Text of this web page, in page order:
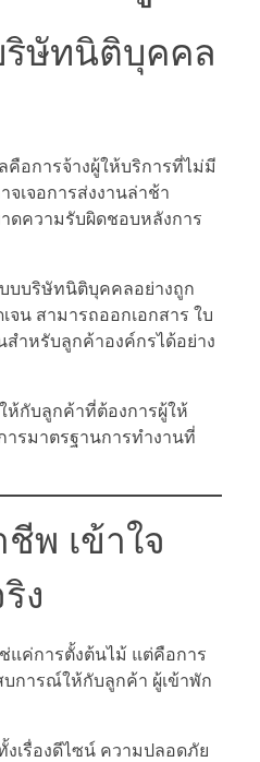
ษัทนิติบุคคล
อการจ้างผู้ให้บริการที่ไม่มี
จเจอการส่งงานล่าช้า
ดความรับผิดชอบหลังการ
บบริษัทนิติบุคคลอย่างถูก
จน สามารถออกเอกสาร ใบ
สำหรับลูกค้าองค์กรได้อย่าง
ห้กับลูกค้าที่ต้องการผู้ให้
ารมาตรฐานการทำงานที่
พ เข้าใจ
ง
แค่การตั้งต้นไม้ แต่คือการ
บการณ์ให้กับลูกค้า ผู้เข้าพัก
เรื่องดีไซน์ ความปลอดภัย